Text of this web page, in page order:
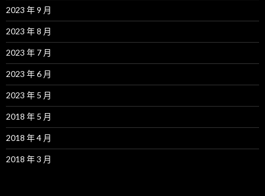
2023 年 9 月
2023 年 8 月
2023 年 7 月
2023 年 6 月
2023 年 5 月
2018 年 5 月
2018 年 4 月
2018 年 3 月